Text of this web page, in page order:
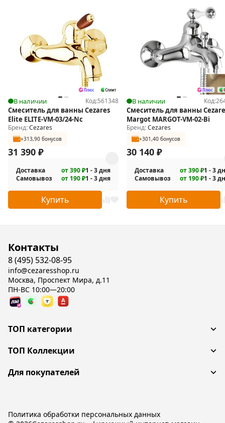
В наличии Код:561348
Смеситель для ванны Cezares
Elite ELITE-VM-03/24-Nc
Бренд:Cezares
+313,90 бонусов
31 390 ₽
Доставка от 390 ₽1 - 3 дня
Самовывоз
от 190 ₽1 - 3 дня
Купить
В наличии Код:
Смеситель для ванны
Margot MARGOT-VM-02-Bi
Бренд:Cezares
+301,40 бонусов
30 140 ₽
Доставка от 390 ₽1 - 3
Самовывоз
от 190 ₽1 - 3
Купить
Контакты
8 (495) 532-08-95
info@cezaresshop.ru
Москва, Проспект Мира, д.11
ПН-ВС 10:00—20:00
ТОП категории
ТОП Коллекции
Для покупателей
Политика обработки персональных данных